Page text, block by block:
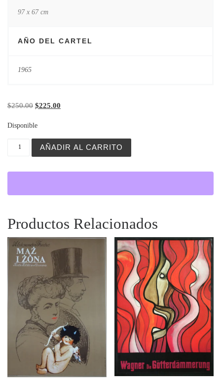
97 x 67 cm
AÑO DEL CARTEL
1965
$250.00 Original price was: $250.00.
$225.00
Disponible
Cepelia cantidad
AÑADIR AL CARRITO
Productos Relacionados